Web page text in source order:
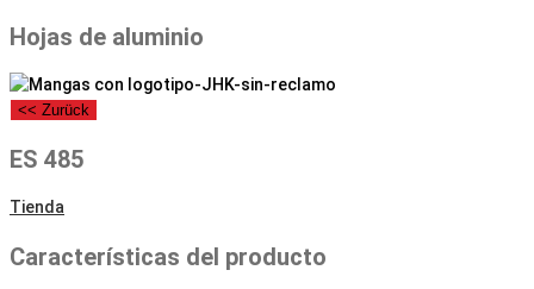
Hojas de aluminio
<< Zurück
ES 485
Tienda
Características del producto